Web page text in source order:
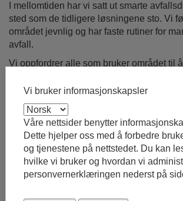
I mellomtiden har vi satt ut smarte
sted som de tidligere løsningene sto. Vi
området jevnlig og har faste rutiner for
avfall.
Vi oppfordrer alle som bruker området til
kan vi bidra til å holde Nordbytjernet rent,
for alle.
Vi beklager ulempene dette medfører, og
forståelsen.
Publisert: 21.04.2026 16:37
Sist endret: 21.04.2026 16:37
Vi bruker informasjonskapsler
Våre nettsider benytter
Dette hjelper oss med å forbedre
og tjenestene på nettstedet. Du kan
hvilke vi bruker og hvordan vi
personvernerklæringen nederst på